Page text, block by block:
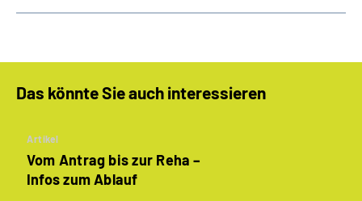
Das könnte Sie auch interessieren
Artikel
Vom Antrag bis zur Reha –
Infos zum Ablauf